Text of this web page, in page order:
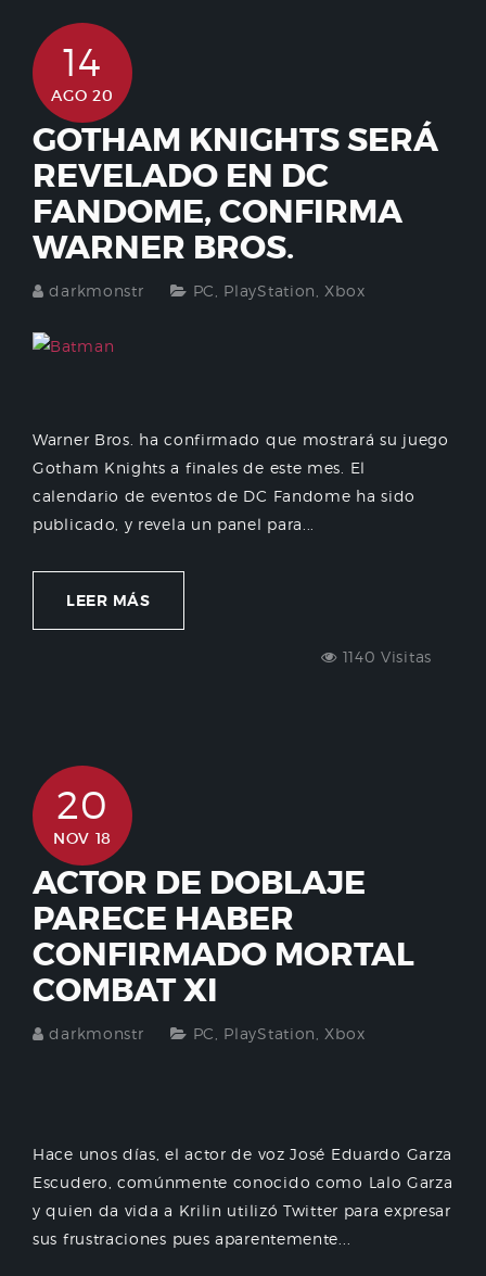
14
AGO 20
GOTHAM KNIGHTS SERÁ
REVELADO EN DC
FANDOME, CONFIRMA
WARNER BROS.
darkmonstr PC PlayStation Xbox
Warner Bros. ha confirmado que mostrará su juego
Gotham Knights a finales de este mes. El
calendario de eventos de DC Fandome ha sido
publicado, y revela un panel para...
LEER MÁS
1140 Visitas
20
NOV 18
ACTOR DE DOBLAJE
PARECE HABER
CONFIRMADO MORTAL
COMBAT XI
darkmonstr PC PlayStation Xbox
Hace unos días, el actor de voz José Eduardo Garza
Escudero, comúnmente conocido como Lalo Garza
y quien da vida a Krilin utilizó Twitter para expresar
sus frustraciones pues aparentemente...